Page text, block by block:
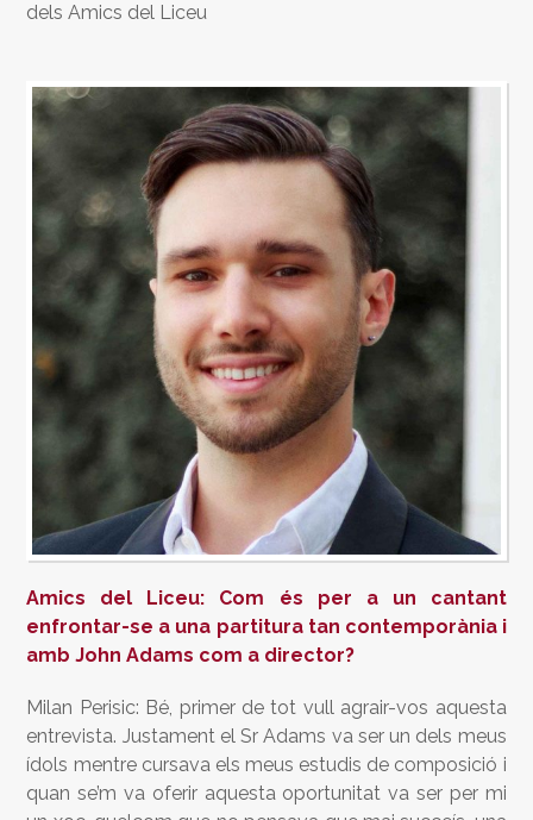
dels Amics del Liceu
Amics del Liceu: Com és per a un cantant
enfrontar-se a una partitura tan contemporània i
amb John Adams com a director?
Milan Perisic: Bé, primer de tot vull agrair-vos aquesta
entrevista. Justament el Sr Adams va ser un dels meus
ídols mentre cursava els meus estudis de composició i
quan se’m va oferir aquesta oportunitat va ser per mi